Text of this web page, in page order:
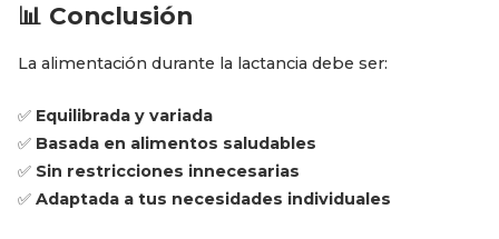
📊 Conclusión
La alimentación durante la lactancia debe ser:
✅ Equilibrada y variada
✅ Basada en alimentos saludables
✅ Sin restricciones innecesarias
✅ Adaptada a tus necesidades individuales